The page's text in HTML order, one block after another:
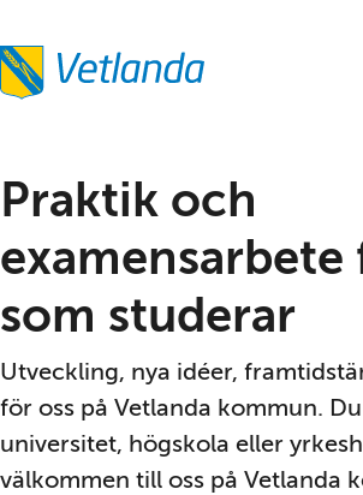
Praktik och
examensarbete
som studerar
Utveckling, nya idéer,
för oss på Vetlanda kommun.
universitet, högskola eller
välkommen till oss på Vetlanda